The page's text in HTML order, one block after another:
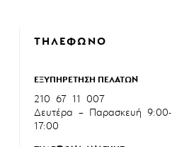
ΤΗΛΕΦΩΝΟ
ΕΞΥΠΗΡΕΤΗΣΗ ΠΕΛΑΤΩΝ
210 67 11 007
Δευτέρα – Παρασκευή 9:00-
17:00